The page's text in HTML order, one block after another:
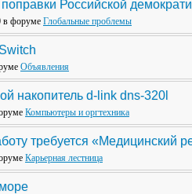
Российской
в форуме Глобальные проблемы
Объявления
накопитель d-link dns-320l
Компьютеры и оргтехника
требуется «Медицинский
Карьерная лестница